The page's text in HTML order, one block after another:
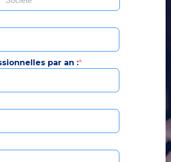
par an :*